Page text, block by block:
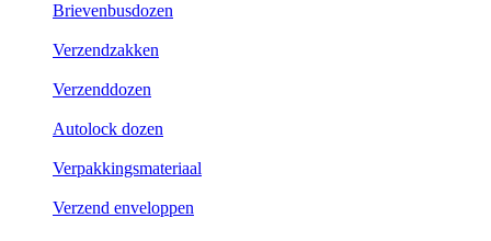
Brievenbusdozen
Verzendzakken
Verzenddozen
Autolock dozen
Verpakkingsmateriaal
Verzend enveloppen